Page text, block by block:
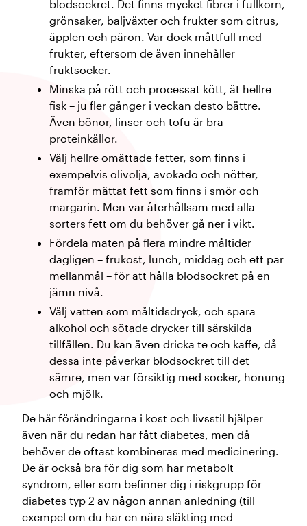
blodsockret. Det finns mycket fibrer i fullkorn,
grönsaker, baljväxter och frukter som citrus,
äpplen och päron. Var dock måttfull med
frukter, eftersom de även innehåller
fruktsocker.
Minska på rött och processat kött, ät hellre
fisk – ju fler gånger i veckan desto bättre.
Även bönor, linser och tofu är bra
proteinkällor.
Välj hellre omättade fetter, som finns i
exempelvis olivolja, avokado och nötter,
framför mättat fett som finns i smör och
margarin. Men var återhållsam med alla
sorters fett om du behöver gå ner i vikt.
Fördela maten på flera mindre måltider
dagligen – frukost, lunch, middag och ett par
mellanmål – för att hålla blodsockret på en
jämn nivå.
Välj vatten som måltidsdryck, och spara
alkohol och sötade drycker till särskilda
tillfällen. Du kan även dricka te och kaffe, då
dessa inte påverkar blodsockret till det
sämre, men var försiktig med socker, honung
och mjölk.
De här förändringarna i kost och livsstil hjälper
även när du redan har fått diabetes, men då
behöver de oftast kombineras med medicinering.
De är också bra för dig som har metabolt
syndrom, eller som befinner dig i riskgrupp för
diabetes typ 2 av någon annan anledning (till
exempel om du har en nära släkting med